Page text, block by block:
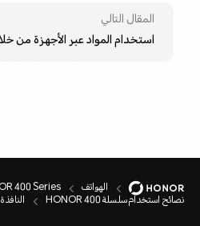
المقال التالي
استخدام المواد عبر الأجهزة من
الهواتف 400 Series
نصائح استخدام سلسلة HONOR 400